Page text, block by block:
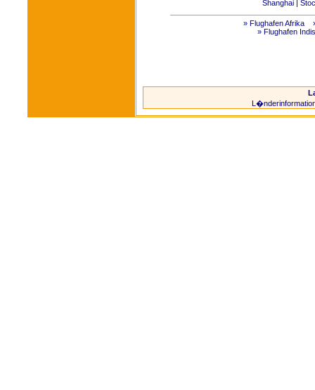
Shanghai|
» Flughafen Afrika
» Flughafen